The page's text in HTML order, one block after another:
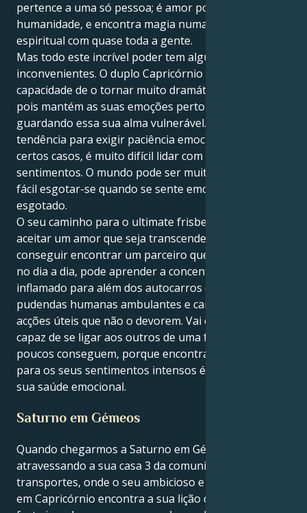
pertence a uma só pessoa; é amor por toda a
humanidade, e encontra magia numa ligação
espiritual com quase toda a gente.
Mas todo este incrível poder tem alguns
inconvenientes. O duplo Capricórnio tem a
capacidade de o tornar muito dramático e defensivo,
pois mantém as suas emoções perto do seu coração,
guardando essa sua alma vulnerável. Pode ter
tendência para exigir paciência emocional e, em
certos casos, é muito difícil lidar com os seus
sentimentos. O mundo pode ser muito grande e é
fácil esgotar-se quando se sente emocionalmente
esgotado.
O seu caminho para o ultimate frisbee consiste em
aceitar um amor que seja transcendente e realista. Se
conseguir encontrar um parceiro que o apoie e guie
no dia a dia, pode aprender a concentrar o seu amor
inflamado para além dos autocarros cheios de
pudendas humanas ambulantes e canalizá-lo para
acções úteis que não o devorem. Vai curar-se e será
capaz de se ligar aos outros de uma forma que
poucos conseguem, porque encontrar uma saída
para os seus sentimentos intensos é crucial para a
sua saúde emocional.
Saturno em Gémeos
Quando chegarmos a Saturno em Gémeos,
atravessando a sua casa 3 da comunicação e dos
transportes, onde o seu ambicioso e disciplinado Sol
em Capricórnio encontra a sua lição de vida, terá um